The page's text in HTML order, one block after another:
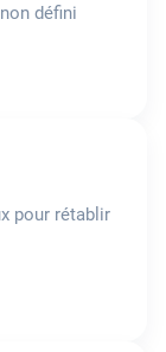
défini
pour rétablir